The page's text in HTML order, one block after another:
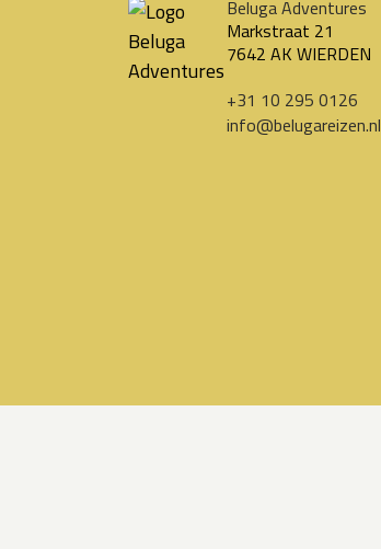
Beluga Adventures
Markstraat 21
7642 AK WIERDEN
+31 10 295 0126
info@belugareizen.nl